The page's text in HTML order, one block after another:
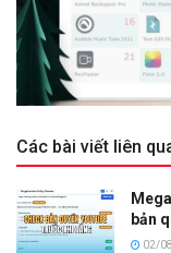
Các bài viết liên
bản
02/